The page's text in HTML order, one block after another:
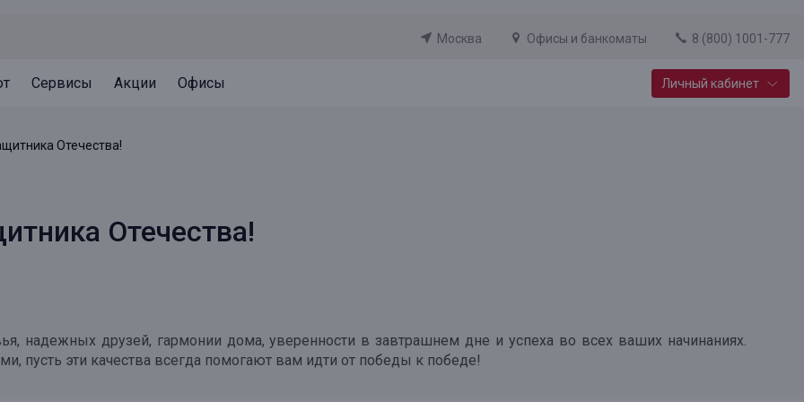
Москва Офисы и банкоматы 8 (800) 1001-777
Система страхования вкладов
Архив вкладов
Привилегии для клиентов
Реструктуризация
Документы
Кешбэк
Сервисы
Акции
Офисы Личный кабинет
Отечества!
Отечества!
надежных друзей, гармонии дома, уверенности в завтрашнем дне и успеха во всех ваших начинаниях.
эти качества всегда помогают вам идти от победы к победе!